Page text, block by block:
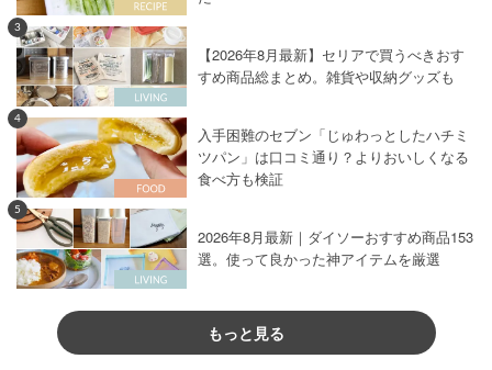
3
【2026年8月最新】セリアで買うべきおす
すめ商品総まとめ。雑貨や収納グッズも
4
入手困難のセブン「じゅわっとしたハチミ
ツパン」は口コミ通り？よりおいしくなる
食べ方も検証
5
2026年8月最新｜ダイソーおすすめ商品153
選。使って良かった神アイテムを厳選
もっと見る